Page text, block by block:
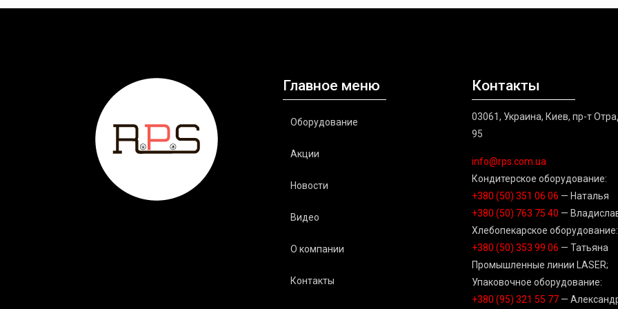
Главное меню
Оборудование
Акции
Новости
Видео
О компании
Контакты
Контакты
03061, Украина, Киев, пр-т
95
info@rps.com.ua
Кондитерское оборудование:
+380 (50) 351 06 06 — Наталья
+380 (50) 763 75 40 —
Хлебопекарское оборудование:
+380 (50) 353 99 06 — Татьяна
Промышленные линии LASER;
Упаковочное оборудование:
+380 (95) 321 55 77 —